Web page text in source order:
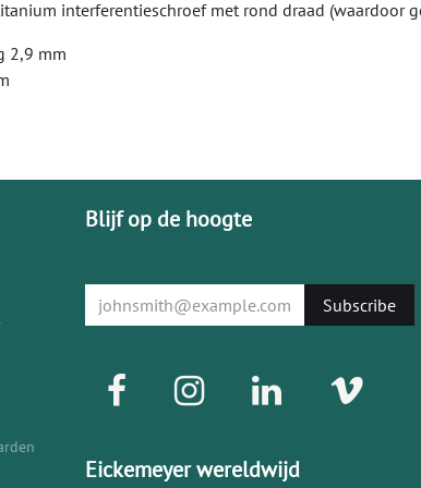
interferentieschroef met rond draad
2,9 mm
Blijf op de hoogte
Subscribe
Eickemeyer wereldwijd